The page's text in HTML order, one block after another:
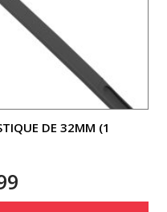
DE 32MM (1